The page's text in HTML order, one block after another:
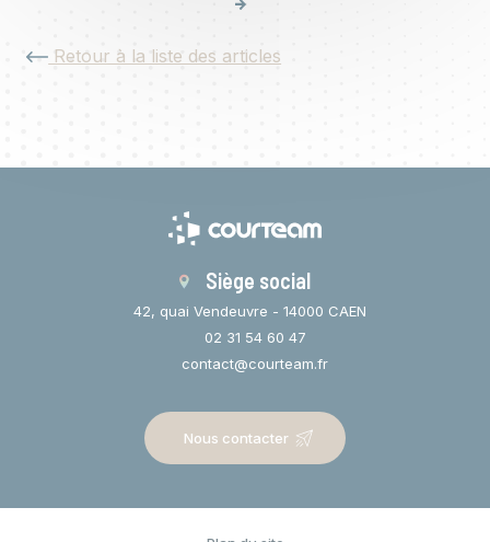
Retour à la liste des articles
Siège social
42, quai Vendeuvre - 14000 CAEN
02 31 54 60 47
contact@courteam.fr
Nous contacter